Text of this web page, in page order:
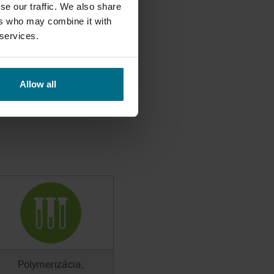
our traffic. We also share
who may combine it with
Allow all
s teplotnou
Polymerizácia,